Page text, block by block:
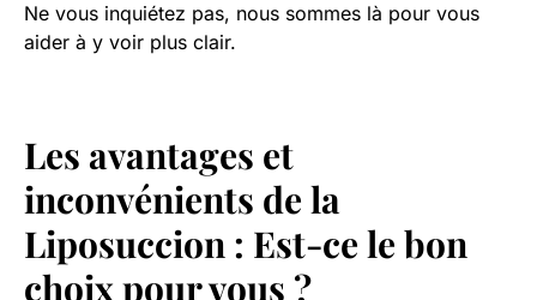
Ne vous inquiétez pas, nous sommes là pour vous
aider à y voir plus clair.
Les avantages et
inconvénients de la
Liposuccion : Est-ce le bon
choix pour vous ?